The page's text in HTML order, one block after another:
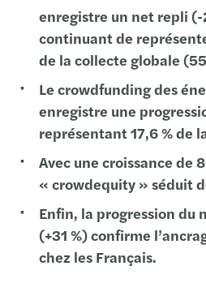
enregistre un net repli
continuant de
de la collecte globale
Le crowdfunding des
enregistre une
représentant 17,6 % de
Avec une croissance de
« crowdequity » séduit
Enfin, la progression du
(+31 %) confirme
chez les Français.